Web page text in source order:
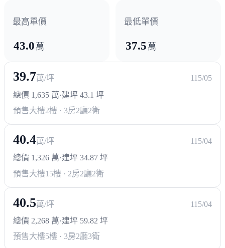
最高單價
43.0 萬
最低單價
37.5 萬
39.7萬/坪
115/05
總價 1,635 萬·建坪 43.1 坪
預售大樓2樓 · 3房2廳2衛
40.4萬/坪
115/04
總價 1,326 萬·建坪 34.87 坪
預售大樓15樓 · 2房2廳2衛
40.5萬/坪
115/04
總價 2,268 萬·建坪 59.82 坪
預售大樓5樓 · 3房2廳3衛